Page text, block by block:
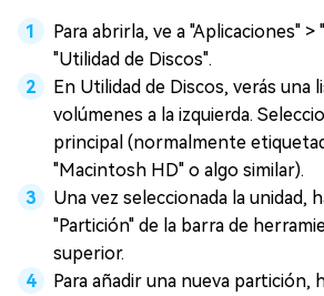
Para abrirla, ve a "Aplicaciones" >
"Utilidad de Discos".
En Utilidad de Discos, verás una
volúmenes a la izquierda.
principal (normalmente
"Macintosh HD" o algo similar).
Una vez seleccionada la unidad,
"Partición" de la barra de
superior.
Para añadir una nueva partición,